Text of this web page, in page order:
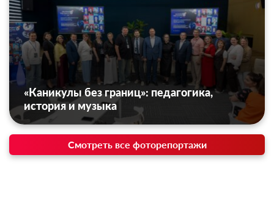
«Каникулы без границ»: педагогика,
история и музыка
Смотреть все фоторепортажи